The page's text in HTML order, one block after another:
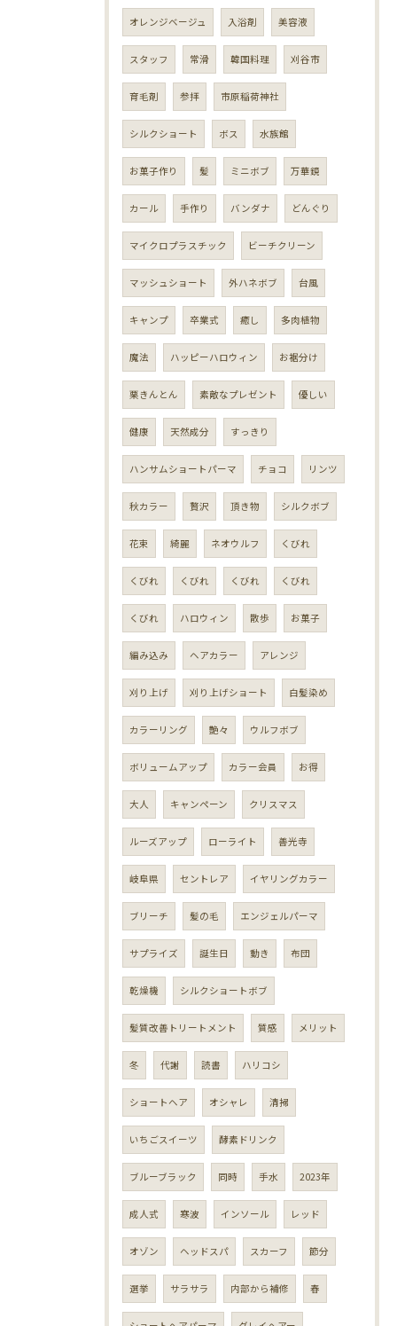
オレンジベージュ 入浴剤 美容液
スタッフ 常滑 韓国料理 刈谷市
育毛剤 参拝 市原稲荷神社
シルクショート ボス 水族館
お菓子作り 髪 ミニボブ 万華鏡
カール 手作り バンダナ どんぐり
マイクロプラスチック ビーチクリーン
マッシュショート 外ハネボブ 台風
キャンプ 卒業式 癒し 多肉植物
魔法 ハッピーハロウィン お裾分け
栗きんとん 素敵なプレゼント 優しい
健康 天然成分 すっきり
ハンサムショートパーマ チョコ リンツ
秋カラー 贅沢 頂き物 シルクボブ
花束 綺麗 ネオウルフ くびれ
くびれ くびれ くびれ くびれ
くびれ ハロウィン 散歩 お菓子
編み込み ヘアカラー アレンジ
刈り上げ 刈り上げショート 白髪染め
カラーリング 艶々 ウルフボブ
ボリュームアップ カラー会員 お得
大人 キャンペーン クリスマス
ルーズアップ ローライト 善光寺
岐阜県 セントレア イヤリングカラー
ブリーチ 髪の毛 エンジェルパーマ
サプライズ 誕生日 動き 布団
乾燥機 シルクショートボブ
髪質改善トリートメント 質感 メリット
冬 代謝 読書 ハリコシ
ショートヘア オシャレ 清掃
いちごスイーツ 酵素ドリンク
ブルーブラック 同時 手水 2023年
成人式 寒波 インソール レッド
オゾン ヘッドスパ スカーフ 節分
選挙 サラサラ 内部から補修 春